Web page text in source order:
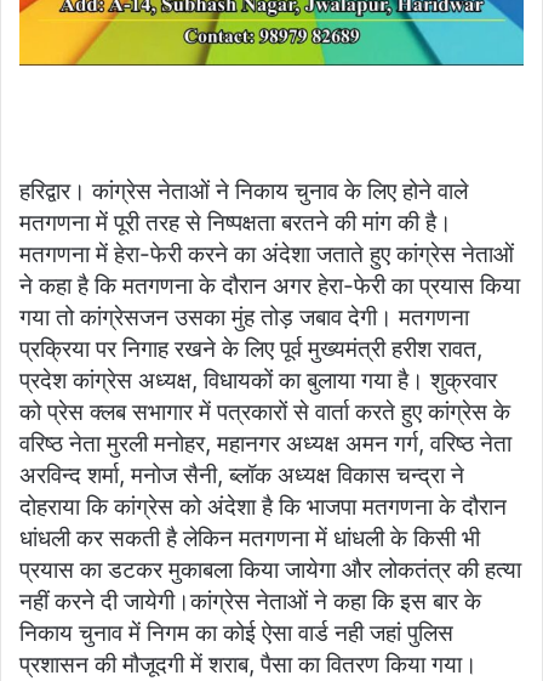
हरिद्वार। कांग्रेस नेताओं ने निकाय चुनाव के लिए होने वाले
मतगणना में पूरी तरह से निष्पक्षता बरतने की मांग की है।
मतगणना में हेरा-फेरी करने का अंदेशा जताते हुए कांग्रेस नेताओं
ने कहा है कि मतगणना के दौरान अगर हेरा-फेरी का प्रयास किया
गया तो कांग्रेसजन उसका मुंह तोड़ जबाव देगी। मतगणना
प्रक्रिया पर निगाह रखने के लिए पूर्व मुख्यमंत्री हरीश रावत,
प्रदेश कांग्रेस अध्यक्ष, विधायकों का बुलाया गया है। शुक्रवार
को प्रेस क्लब सभागार में पत्रकारों से वार्ता करते हुए कांग्रेस के
वरिष्ठ नेता मुरली मनोहर, महानगर अध्यक्ष अमन गर्ग, वरिष्ठ नेता
अरविन्द शर्मा, मनोज सैनी, ब्लॉक अध्यक्ष विकास चन्द्रा ने
दोहराया कि कांग्रेस को अंदेशा है कि भाजपा मतगणना के दौरान
धांधली कर सकती है लेकिन मतगणना में धांधली के किसी भी
प्रयास का डटकर मुकाबला किया जायेगा और लोकतंत्र की हत्या
नहीं करने दी जायेगी।कांग्रेस नेताओं ने कहा कि इस बार के
निकाय चुनाव में निगम का कोई ऐसा वार्ड नही जहां पुलिस
प्रशासन की मौजूदगी में शराब, पैसा का वितरण किया गया।